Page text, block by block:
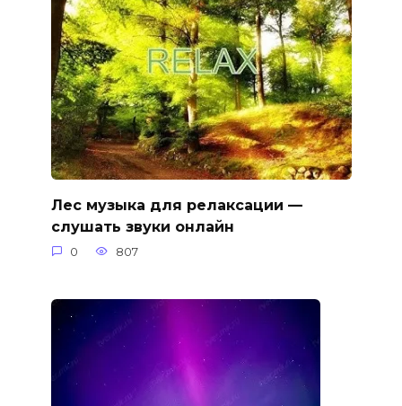
Лес музыка для релаксации —
слушать звуки онлайн
0 807